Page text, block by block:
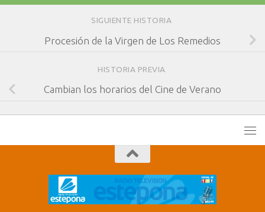
SIGUIENTE HISTORIA
Procesión de la Virgen de Los Remedios
HISTORIA PREVIA
Cambian los horarios del Cine de Verano